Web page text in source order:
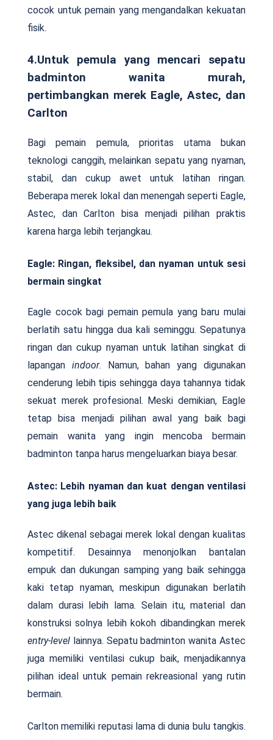
cocok untuk pemain yang mengandalkan kekuatan
fisik.
4.Untuk pemula yang mencari sepatu
badminton wanita murah,
pertimbangkan merek Eagle, Astec, dan
Carlton
Bagi pemain pemula, prioritas utama bukan
teknologi canggih, melainkan sepatu yang nyaman,
stabil, dan cukup awet untuk latihan ringan.
Beberapa merek lokal dan menengah seperti Eagle,
Astec, dan Carlton bisa menjadi pilihan praktis
karena harga lebih terjangkau.
Eagle: Ringan, fleksibel, dan nyaman untuk sesi
bermain singkat
Eagle cocok bagi pemain pemula yang baru mulai
berlatih satu hingga dua kali seminggu. Sepatunya
ringan dan cukup nyaman untuk latihan singkat di
lapangan indoor. Namun, bahan yang digunakan
cenderung lebih tipis sehingga daya tahannya tidak
sekuat merek profesional. Meski demikian, Eagle
tetap bisa menjadi pilihan awal yang baik bagi
pemain wanita yang ingin mencoba bermain
badminton tanpa harus mengeluarkan biaya besar.
Astec: Lebih nyaman dan kuat dengan ventilasi
yang juga lebih baik
Astec dikenal sebagai merek lokal dengan kualitas
kompetitif. Desainnya menonjolkan bantalan
empuk dan dukungan samping yang baik sehingga
kaki tetap nyaman, meskipun digunakan berlatih
dalam durasi lebih lama. Selain itu, material dan
konstruksi solnya lebih kokoh dibandingkan merek
entry-level lainnya. Sepatu badminton wanita Astec
juga memiliki ventilasi cukup baik, menjadikannya
pilihan ideal untuk pemain rekreasional yang rutin
bermain.
Carlton memiliki reputasi lama di dunia bulu tangkis.